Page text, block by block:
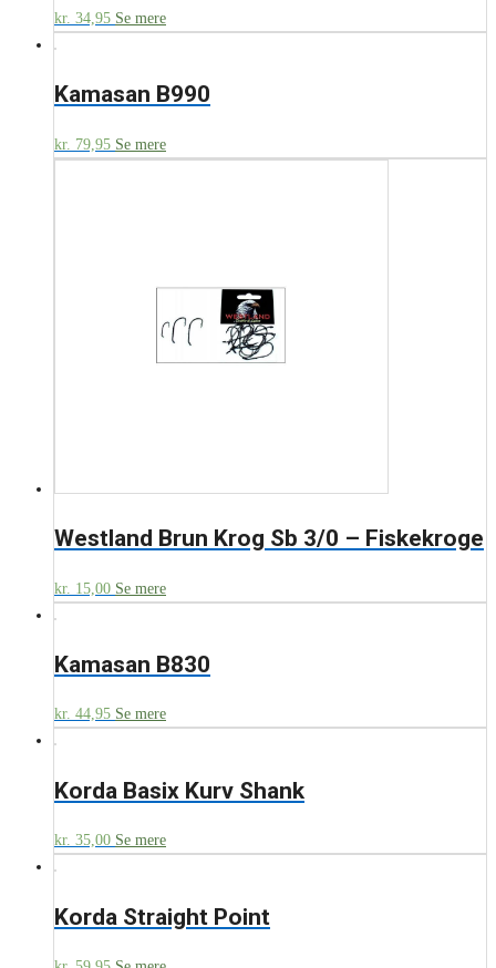
kr. 34,95 Se mere
Kamasan B990
kr. 79,95 Se mere
Westland Brun Krog Sb 3/0 – Fiskekroge
kr. 15,00 Se mere
Kamasan B830
kr. 44,95 Se mere
Korda Basix Kurv Shank
kr. 35,00 Se mere
Korda Straight Point